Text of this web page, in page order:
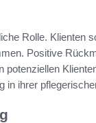
Rolle. Klienten
Positive
ihrer